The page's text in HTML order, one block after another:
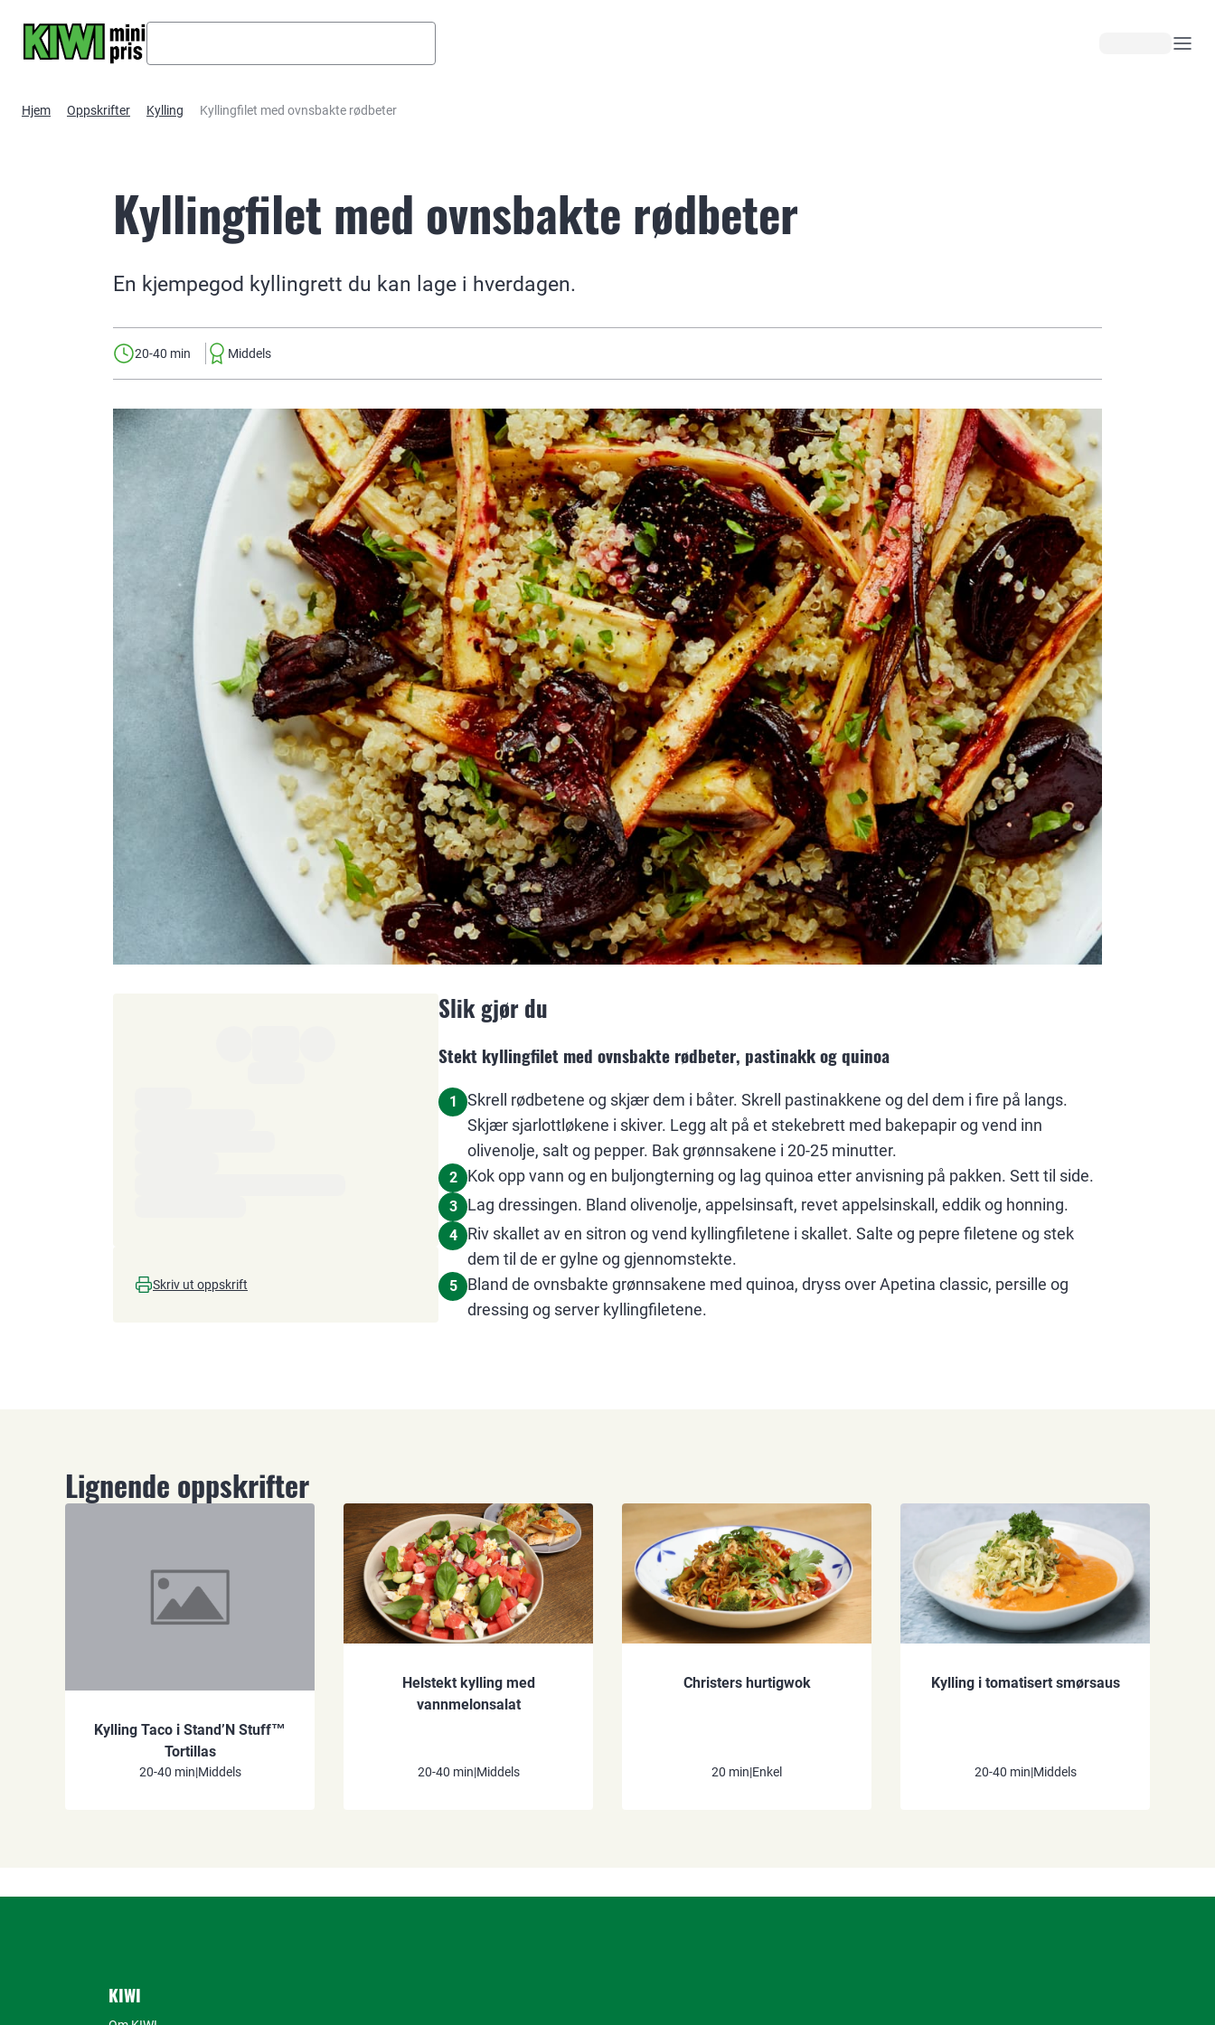
Hjem Oppskrifter Kylling Kyllingfilet med ovnsbakte rødbeter
Kyllingfilet med ovnsbakte rødbeter
En kjempegod kyllingrett du kan lage i hverdagen.
20-40 min Middels
Skriv ut oppskrift
Slik gjør du
Stekt kyllingfilet med ovnsbakte rødbeter, pastinakk og quinoa
1
Skrell rødbetene og skjær dem i båter. Skrell pastinakkene og del dem i fire på langs.
Skjær sjarlottløkene i skiver. Legg alt på et stekebrett med bakepapir og vend inn
olivenolje, salt og pepper. Bak grønnsakene i 20-25 minutter.
2 Kok opp vann og en buljongterning og lag quinoa etter anvisning på pakken. Sett til side.
3 Lag dressingen. Bland olivenolje, appelsinsaft, revet appelsinskall, eddik og honning.
4
Riv skallet av en sitron og vend kyllingfiletene i skallet. Salte og pepre filetene og stek
dem til de er gylne og gjennomstekte.
5
Bland de ovnsbakte grønnsakene med quinoa, dryss over Apetina classic, persille og
dressing og server kyllingfiletene.
Lignende oppskrifter
Kylling Taco i Stand’N Stuff™
Tortillas
20-40 min|Middels
Helstekt kylling med
vannmelonsalat
20-40 min|Middels
Christers hurtigwok
20 min|Enkel
Kylling i tomatisert smørsaus
20-40 min|Middels
KIWI